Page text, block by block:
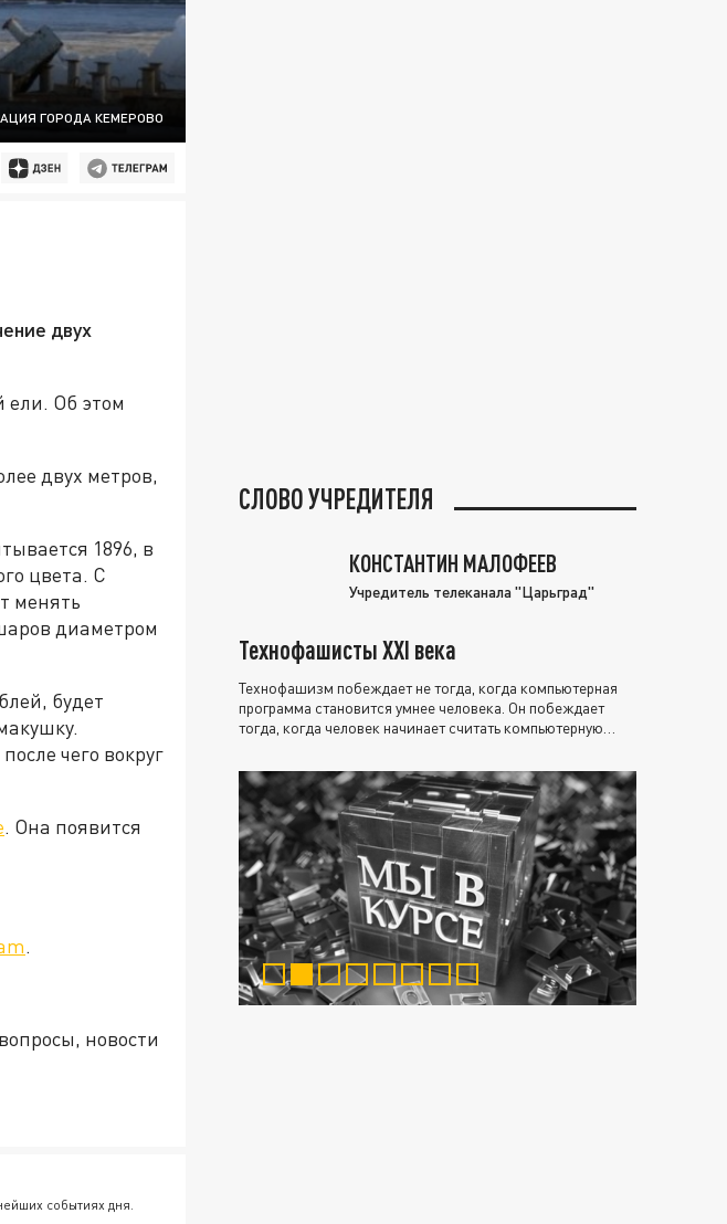
ГОРОДА КЕМЕРОВО
двух
ели. Об этом
двух метров,
1896, в
цвета. С
менять
диаметром
будет
чего вокруг
. Она появится
.
новости
событиях дня.
СЛОВО УЧРЕДИТЕЛЯ
КОНСТАНТИН МАЛОФЕЕВ
Учредитель телеканала "Царьград"
Технофашисты XXI века
Технофашизм побеждает не тогда, когда компьютерная
программа становится умнее человека. Он побеждает
тогда, когда человек начинает считать компьютерную